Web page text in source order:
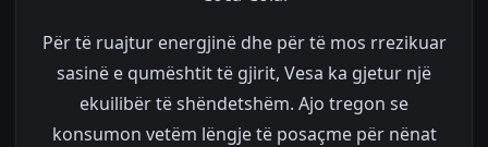
Për të ruajtur energjinë dhe për të mos rrezikuar
sasinë e qumështit të gjirit, Vesa ka gjetur një
ekuilibër të shëndetshëm. Ajo tregon se
konsumon vetëm lëngje të posaçme për nënat